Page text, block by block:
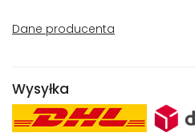
Dane producenta
Wysyłka